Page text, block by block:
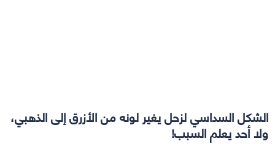
الشكل السداسي لزحل يغير لونه من الأزرق إلى الذهبي،
ولا أحد يعلم السبب!